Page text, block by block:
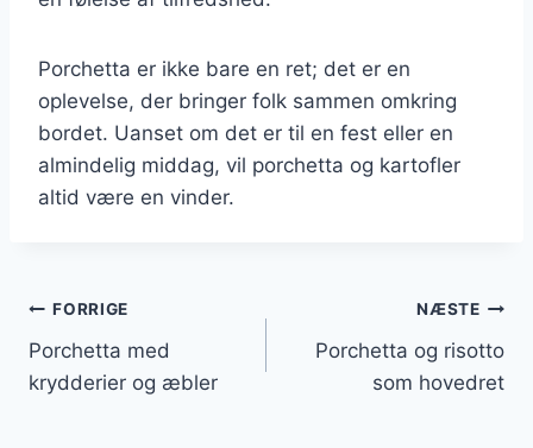
Porchetta er ikke bare en ret; det er en
oplevelse, der bringer folk sammen omkring
bordet. Uanset om det er til en fest eller en
almindelig middag, vil porchetta og kartofler
altid være en vinder.
Indlægsnavigation
FORRIGE
Porchetta med
krydderier og æbler
NÆSTE
Porchetta og risotto
som hovedret